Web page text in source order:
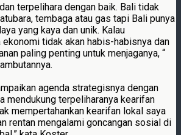
terpelihara dengan baik. Bali tidak
tembaga atau gas tapi Bali punya
yang kaya dan unik. Kalau
tidak akan habis-habisnya dan
paling penting untuk menjaganya, “
agenda strategisnya dengan
mendukung terpeliharanya kearifan
mempertahankan kearifan lokal saya
rentan mengalami goncangan sosial di